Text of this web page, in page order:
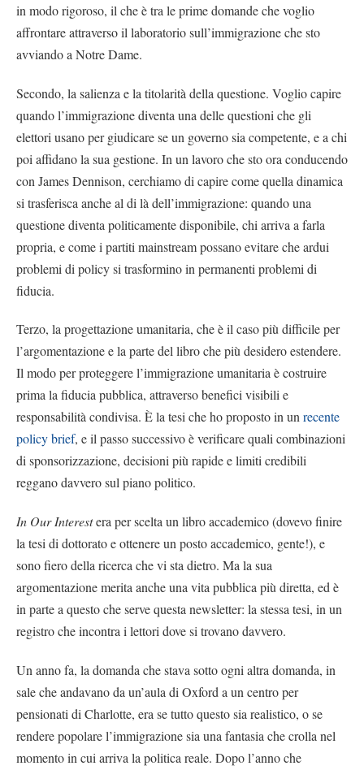
in modo rigoroso, il che è tra le prime domande che voglio
affrontare attraverso il laboratorio sull’immigrazione che sto
avviando a Notre Dame.
Secondo, la salienza e la titolarità della questione. Voglio capire
quando l’immigrazione diventa una delle questioni che gli
elettori usano per giudicare se un governo sia competente, e a chi
poi affidano la sua gestione. In un lavoro che sto ora conducendo
con James Dennison, cerchiamo di capire come quella dinamica
si trasferisca anche al di là dell’immigrazione: quando una
questione diventa politicamente disponibile, chi arriva a farla
propria, e come i partiti mainstream possano evitare che ardui
problemi di policy si trasformino in permanenti problemi di
fiducia.
Terzo, la progettazione umanitaria, che è il caso più difficile per
l’argomentazione e la parte del libro che più desidero estendere.
Il modo per proteggere l’immigrazione umanitaria è costruire
prima la fiducia pubblica, attraverso benefici visibili e
responsabilità condivisa. È la tesi che ho proposto in unrecente
policy brief, e il passo successivo è verificare quali combinazioni
di sponsorizzazione, decisioni più rapide e limiti credibili
reggano davvero sul piano politico.
In Our Interestera per scelta un libro accademico (dovevo finire
la tesi di dottorato e ottenere un posto accademico, gente!), e
sono fiero della ricerca che vi sta dietro. Ma la sua
argomentazione merita anche una vita pubblica più diretta, ed è
in parte a questo che serve questa newsletter: la stessa tesi, in un
registro che incontra i lettori dove si trovano davvero.
Un anno fa, la domanda che stava sotto ogni altra domanda, in
sale che andavano da un’aula di Oxford a un centro per
pensionati di Charlotte, era se tutto questo sia realistico, o se
rendere popolare l’immigrazione sia una fantasia che crolla nel
momento in cui arriva la politica reale. Dopo l’anno che